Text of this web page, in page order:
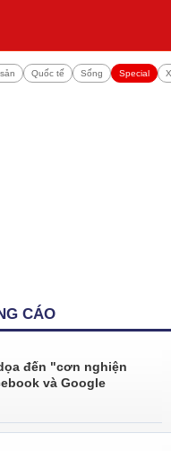
Quốc tế Sống Special
CÁO
đến "cơn nghiện
và Google